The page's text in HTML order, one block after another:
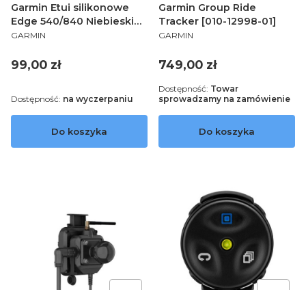
Garmin Etui silikonowe
Edge 540/840 Niebieskie
010-13264-02
PRODUCENT
GARMIN
Cena
99,00 zł
Do koszyka
Dostępność: na wyczerpaniu
Garmin Group Ride
Tracker [010-12998-01]
PRODUCENT
GARMIN
Cena
749,00 zł
Do koszyka
Dostępność: Towar
sprowadzamy na zamówienie